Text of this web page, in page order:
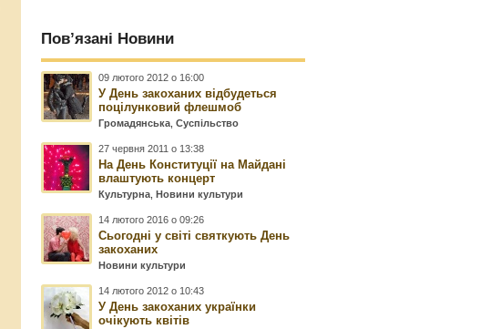
Пов’язані Новини
09 лютого 2012 о 16:00
У День закоханих відбудеться
поцілунковий флешмоб
Громадянська ,Суспільство
27 червня 2011 о 13:38
На День Конституції на Майдані
влаштують концерт
Культурна Новини культури
14 лютого 2016 о 09:26
Сьогодні у світі святкують День
закоханих
Новини культури
14 лютого 2012 о 10:43
У День закоханих українки
очікують квітів